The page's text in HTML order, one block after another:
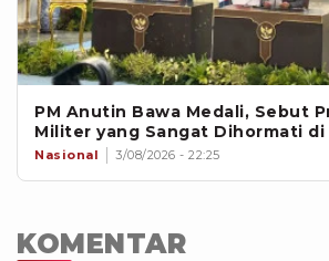
PM Anutin Bawa Medali, Sebut
Militer yang Sangat Dihormati di
Nasional 3/08/2026 - 22:25
KOMENTAR